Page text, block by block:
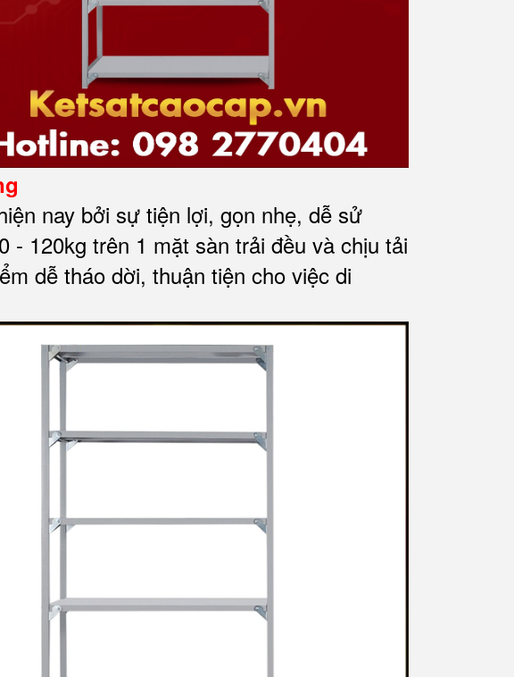
nay bởi sự tiện lợi, gọn nhẹ, dễ sử
120kg trên 1 mặt sàn trải đều và chịu tải
dễ tháo dời, thuận tiện cho việc di